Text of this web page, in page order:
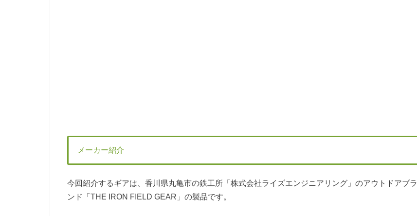
メーカー紹介
今回紹介するギアは、香川県丸亀市の鉄工所「株式会社ライズエンジニアリング」のアウトドアブラ
ンド「THE IRON FIELD GEAR」の製品です。